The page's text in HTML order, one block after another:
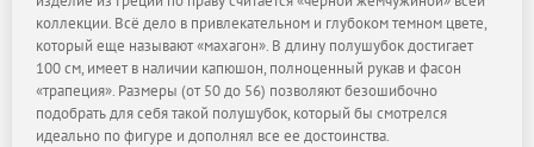
коллекции. Всё дело в привлекательном и глубоком темном цвете,
который еще называют «махагон». В длину полушубок достигает
100 см, имеет в наличии капюшон, полноценный рукав и фасон
«трапеция». Размеры (от 50 до 56) позволяют безошибочно
подобрать для себя такой полушубок, который бы смотрелся
идеально по фигуре и дополнял все ее достоинства.